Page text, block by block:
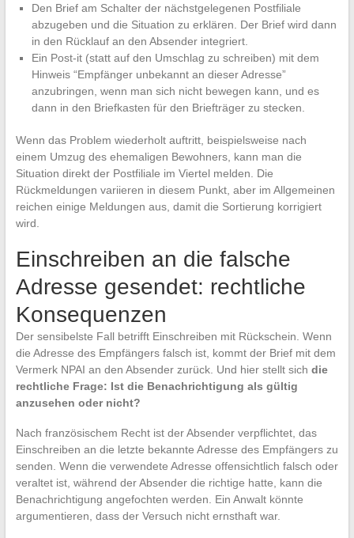
Den Brief am Schalter der nächstgelegenen Postfiliale
abzugeben und die Situation zu erklären. Der Brief wird dann
in den Rücklauf an den Absender integriert.
Ein Post-it (statt auf den Umschlag zu schreiben) mit dem
Hinweis “Empfänger unbekannt an dieser Adresse”
anzubringen, wenn man sich nicht bewegen kann, und es
dann in den Briefkasten für den Briefträger zu stecken.
Wenn das Problem wiederholt auftritt, beispielsweise nach
einem Umzug des ehemaligen Bewohners, kann man die
Situation direkt der Postfiliale im Viertel melden. Die
Rückmeldungen variieren in diesem Punkt, aber im Allgemeinen
reichen einige Meldungen aus, damit die Sortierung korrigiert
wird.
Einschreiben an die falsche
Adresse gesendet: rechtliche
Konsequenzen
Der sensibelste Fall betrifft Einschreiben mit Rückschein. Wenn
die Adresse des Empfängers falsch ist, kommt der Brief mit dem
Vermerk NPAI an den Absender zurück. Und hier stellt sich die
rechtliche Frage: Ist die Benachrichtigung als gültig
anzusehen oder nicht?
Nach französischem Recht ist der Absender verpflichtet, das
Einschreiben an die letzte bekannte Adresse des Empfängers zu
senden. Wenn die verwendete Adresse offensichtlich falsch oder
veraltet ist, während der Absender die richtige hatte, kann die
Benachrichtigung angefochten werden. Ein Anwalt könnte
argumentieren, dass der Versuch nicht ernsthaft war.